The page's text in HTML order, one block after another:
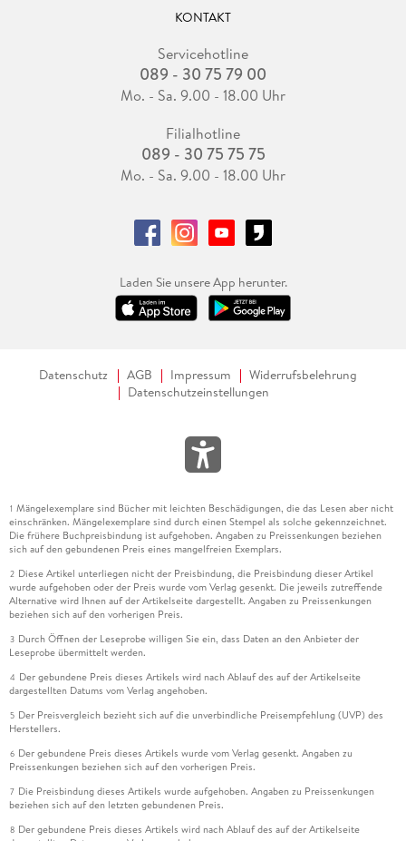
KONTAKT
Servicehotline
089 - 30 75 79 00
Mo. - Sa. 9.00 - 18.00 Uhr
Filialhotline
089 - 30 75 75 75
Mo. - Sa. 9.00 - 18.00 Uhr
Laden Sie unsere App herunter.
Datenschutz AGB Impressum
Widerrufsbelehrung
Datenschutzeinstellungen
1 Mängelexemplare sind Bücher mit leichten Beschädigungen, die das Lesen aber nicht
einschränken. Mängelexemplare sind durch einen Stempel als solche gekennzeichnet.
Die frühere Buchpreisbindung ist aufgehoben. Angaben zu Preissenkungen beziehen
sich auf den gebundenen Preis eines mangelfreien Exemplars.
2 Diese Artikel unterliegen nicht der Preisbindung, die Preisbindung dieser Artikel
wurde aufgehoben oder der Preis wurde vom Verlag gesenkt. Die jeweils zutreffende
Alternative wird Ihnen auf der Artikelseite dargestellt. Angaben zu Preissenkungen
beziehen sich auf den vorherigen Preis.
3 Durch Öffnen der Leseprobe willigen Sie ein, dass Daten an den Anbieter der
Leseprobe übermittelt werden.
4 Der gebundene Preis dieses Artikels wird nach Ablauf des auf der Artikelseite
dargestellten Datums vom Verlag angehoben.
5 Der Preisvergleich bezieht sich auf die unverbindliche Preisempfehlung (UVP) des
Herstellers.
6 Der gebundene Preis dieses Artikels wurde vom Verlag gesenkt. Angaben zu
Preissenkungen beziehen sich auf den vorherigen Preis.
7 Die Preisbindung dieses Artikels wurde aufgehoben. Angaben zu Preissenkungen
beziehen sich auf den letzten gebundenen Preis.
8 Der gebundene Preis dieses Artikels wird nach Ablauf des auf der Artikelseite